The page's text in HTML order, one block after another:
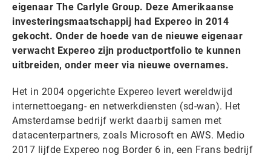
eigenaar The Carlyle Group. Deze Amerikaanse
investeringsmaatschappij had Expereo in 2014
gekocht. Onder de hoede van de nieuwe eigenaar
verwacht Expereo zijn productportfolio te kunnen
uitbreiden, onder meer via nieuwe overnames.
Het in 2004 opgerichte Expereo levert wereldwijd
internettoegang- en netwerkdiensten (sd-wan). Het
Amsterdamse bedrijf werkt daarbij samen met
datacenterpartners, zoals Microsoft en AWS. Medio
2017 lijfde Expereo nog Border 6 in, een Frans bedrijf